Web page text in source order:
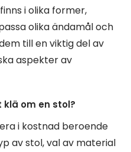
i olika former,
olika ändamål och
till en viktig del av
aspekter av
om en stol?
i kostnad beroende
av stol, val av material